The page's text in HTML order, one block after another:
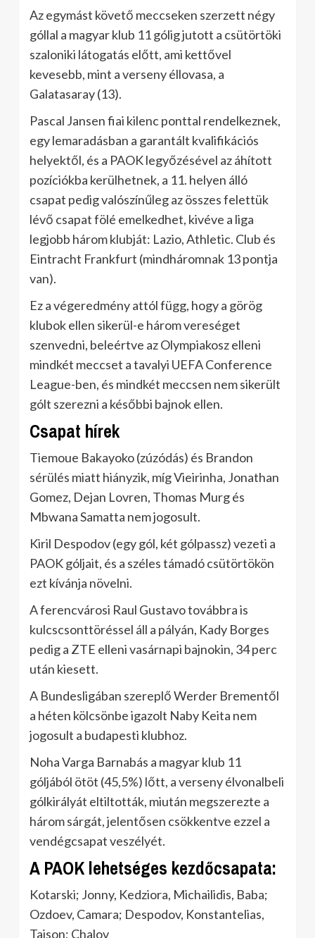
Az egymást követő meccseken szerzett négy
góllal a magyar klub 11 gólig jutott a csütörtöki
szaloniki látogatás előtt, ami kettővel
kevesebb, mint a verseny éllovasa, a
Galatasaray (13).
Pascal Jansen fiai kilenc ponttal rendelkeznek,
egy lemaradásban a garantált kvalifikációs
helyektől, és a PAOK legyőzésével az áhított
pozíciókba kerülhetnek, a 11. helyen álló
csapat pedig valószínűleg az összes felettük
lévő csapat fölé emelkedhet, kivéve a liga
legjobb három klubját: Lazio, Athletic. Club és
Eintracht Frankfurt (mindháromnak 13 pontja
van).
Ez a végeredmény attól függ, hogy a görög
klubok ellen sikerül-e három vereséget
szenvedni, beleértve az Olympiakosz elleni
mindkét meccset a tavalyi UEFA Conference
League-ben, és mindkét meccsen nem sikerült
gólt szerezni a későbbi bajnok ellen.
Csapat hírek
Tiemoue Bakayoko (zúzódás) és Brandon
sérülés miatt hiányzik, míg Vieirinha, Jonathan
Gomez, Dejan Lovren, Thomas Murg és
Mbwana Samatta nem jogosult.
Kiril Despodov (egy gól, két gólpassz) vezeti a
PAOK góljait, és a széles támadó csütörtökön
ezt kívánja növelni.
A ferencvárosi Raul Gustavo továbbra is
kulcscsonttöréssel áll a pályán, Kady Borges
pedig a ZTE elleni vasárnapi bajnokin, 34 perc
után kiesett.
A Bundesligában szereplő Werder Brementől
a héten kölcsönbe igazolt Naby Keita nem
jogosult a budapesti klubhoz.
Noha Varga Barnabás a magyar klub 11
góljából ötöt (45,5%) lőtt, a verseny élvonalbeli
gólkirályát eltiltották, miután megszerezte a
három sárgát, jelentősen csökkentve ezzel a
vendégcsapat veszélyét.
A PAOK lehetséges kezdőcsapata:
Kotarski; Jonny, Kedziora, Michailidis, Baba;
Ozdoev, Camara; Despodov, Konstantelias,
Taison; Chalov